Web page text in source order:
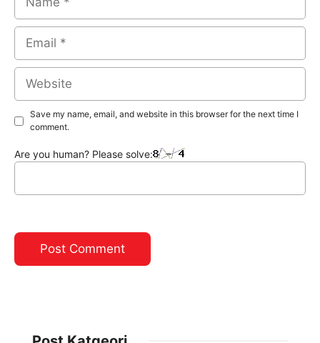
Email
Website
Save my name, email, and website in this browser for the next time I
comment.
Are you human? Please solve: